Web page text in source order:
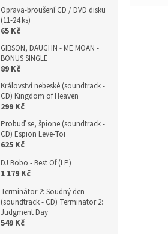
Oprava-broušení CD / DVD disku
(11-24 ks)
65 Kč
GIBSON, DAUGHN - ME MOAN -
BONUS SINGLE
89 Kč
Království nebeské (soundtrack -
CD) Kingdom of Heaven
299 Kč
Probuď se, špione (soundtrack -
CD) Espion Leve-Toi
625 Kč
DJ Bobo - Best Of (LP)
1 179 Kč
Terminátor 2: Soudný den
(soundtrack - CD) Terminator 2:
Judgment Day
549 Kč